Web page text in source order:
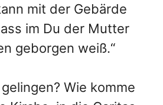
mit der Gebärde
im Du der Mutter
geborgen weiß.“
Wie komme